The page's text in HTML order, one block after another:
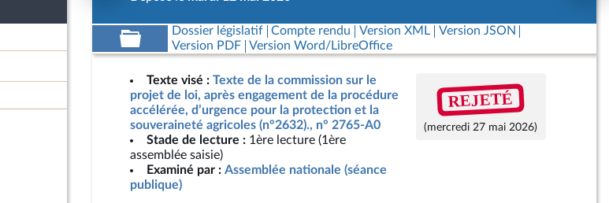
Dossier législatif Compte rendu Version XML
Version JSON
Version PDF
Version Word/LibreOffice
Texte visé : Texte de la commission sur le
projet de loi, après engagement de la procédure
accélérée, d’urgence pour la protection et la
souveraineté agricoles (n°2632)., n° 2765-A0
Stade de lecture : 1ère lecture (1ère
assemblée saisie)
Examiné par : Assemblée nationale (séance
publique)
REJETÉ
(mercredi 27 mai 2026)